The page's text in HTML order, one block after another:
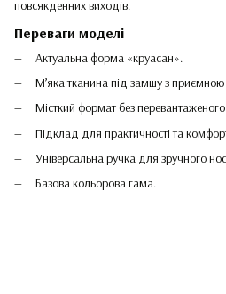
повсякденних виходів.
Переваги моделі
Актуальна форма «круасан».
М’яка тканина під замшу з
Місткий формат без
Підклад для практичності та
Універсальна ручка для зручного
Базова кольорова гама.